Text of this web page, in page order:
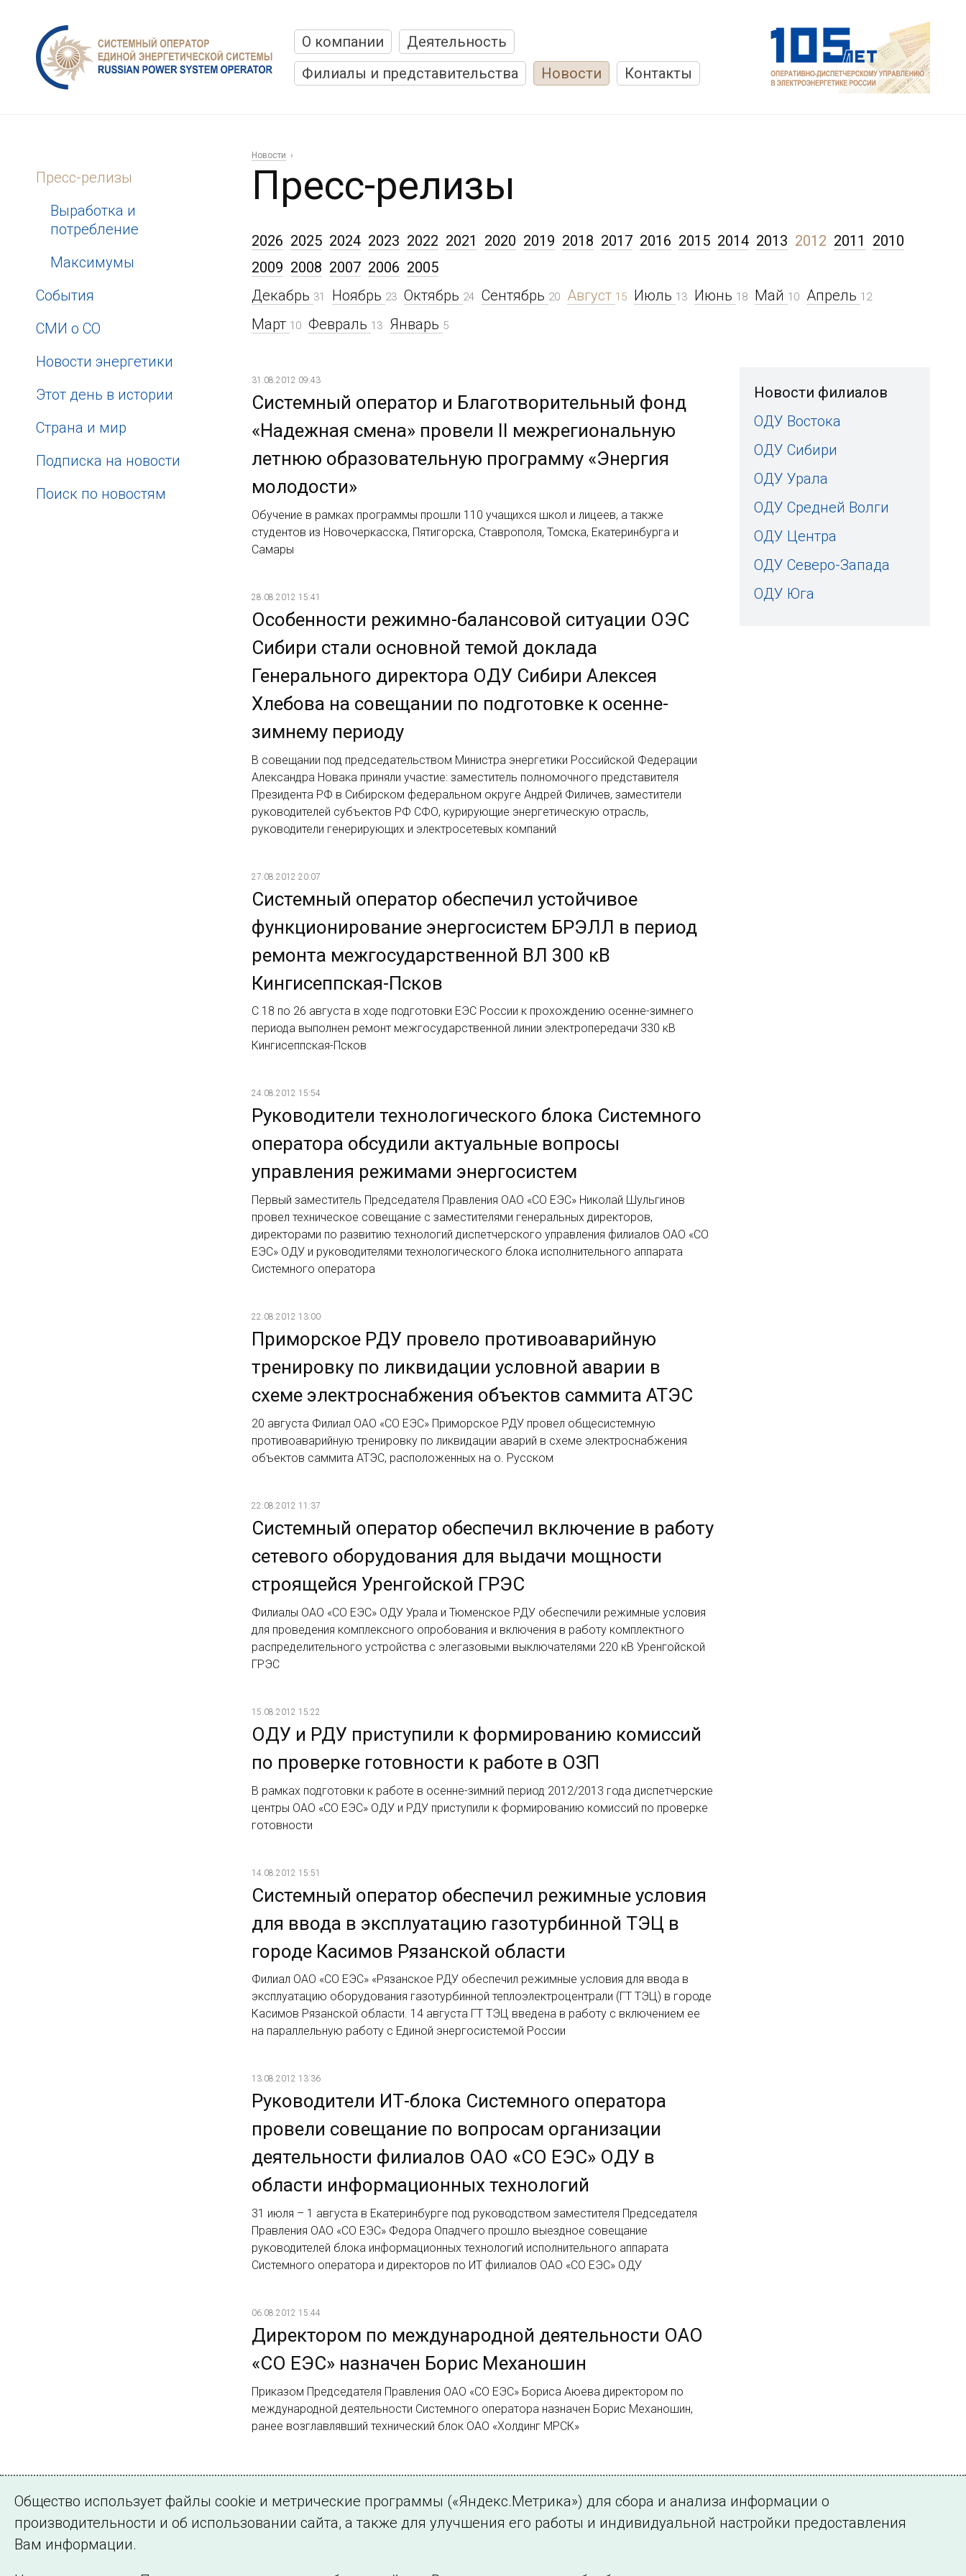
О компании
Деятельность
Филиалы и представительства
Новости Контакты
Пресс-релизы
Выработка и
потребление
Максимумы
События
СМИ о СО
Новости энергетики
Этот день в истории
Страна и мир
Подписка на новости
Поиск по новостям
Новости
Пресс-релизы
2026 2025 2024 2023 2022 2021 2020 2019 2018 2017 2016 2015 2014 2013 2012
Декабрь 31 Ноябрь 23 Октябрь 24 Сентябрь 20 Август 15 Июль 13 Июнь 18 Май 10 Апрель 12
Март 10 Февраль 13 Январь 5
2011
2010
2009 2008 2007 2006 2005
31.08.2012 09:43
Системный оператор и Благотворительный фонд
«Надежная смена» провели II межрегиональную
летнюю образовательную программу «Энергия
молодости»
Обучение в рамках программы прошли 110 учащихся школ и лицеев, а также
студентов из Новочеркасска, Пятигорска, Ставрополя, Томска, Екатеринбурга и
Самары
28.08.2012 15:41
Особенности режимно-балансовой ситуации ОЭС
Сибири стали основной темой доклада
Генерального директора ОДУ Сибири Алексея
Хлебова на совещании по подготовке к осенне-
зимнему периоду
В совещании под председательством Министра энергетики Российской Федерации
Александра Новака приняли участие: заместитель полномочного представителя
Президента РФ в Сибирском федеральном округе Андрей Филичев, заместители
руководителей субъектов РФ СФО, курирующие энергетическую отрасль,
руководители генерирующих и электросетевых компаний
27.08.2012 20:07
Системный оператор обеспечил устойчивое
функционирование энергосистем БРЭЛЛ в период
ремонта межгосударственной ВЛ 300 кВ
Кингисеппская-Псков
С 18 по 26 августа в ходе подготовки ЕЭС России к прохождению осенне-зимнего
периода выполнен ремонт межгосударственной линии электропередачи 330 кВ
Кингисеппская-Псков
24.08.2012 15:54
Руководители технологического блока Системного
оператора обсудили актуальные вопросы
управления режимами энергосистем
Первый заместитель Председателя Правления ОАО «СО ЕЭС» Николай Шульгинов
провел техническое совещание с заместителями генеральных директоров,
директорами по развитию технологий диспетчерского управления филиалов ОАО «СО
ЕЭС» ОДУ и руководителями технологического блока исполнительного аппарата
Системного оператора
22.08.2012 13:00
Приморское РДУ провело противоаварийную
тренировку по ликвидации условной аварии в
схеме электроснабжения объектов саммита АТЭС
20 августа Филиал ОАО «СО ЕЭС» Приморское РДУ провел общесистемную
противоаварийную тренировку по ликвидации аварий в схеме электроснабжения
объектов саммита АТЭС, расположенных на о. Русском
22.08.2012 11:37
Системный оператор обеспечил включение в работу
сетевого оборудования для выдачи мощности
строящейся Уренгойской ГРЭС
Филиалы ОАО «СО ЕЭС» ОДУ Урала и Тюменское РДУ обеспечили режимные условия
для проведения комплексного опробования и включения в работу комплектного
распределительного устройства с элегазовыми выключателями 220 кВ Уренгойской
ГРЭС
15.08.2012 15:22
ОДУ и РДУ приступили к формированию комиссий
по проверке готовности к работе в ОЗП
В рамках подготовки к работе в осенне-зимний период 2012/2013 года диспетчерские
центры ОАО «СО ЕЭС» ОДУ и РДУ приступили к формированию комиссий по проверке
готовности
14.08.2012 15:51
Системный оператор обеспечил режимные условия
для ввода в эксплуатацию газотурбинной ТЭЦ в
городе Касимов Рязанской области
Филиал ОАО «СО ЕЭС» «Рязанское РДУ обеспечил режимные условия для ввода в
эксплуатацию оборудования газотурбинной теплоэлектроцентрали (ГТ ТЭЦ) в городе
Касимов Рязанской области. 14 августа ГТ ТЭЦ введена в работу с включением ее
на параллельную работу с Единой энергосистемой России
13.08.2012 13:36
Руководители ИТ-блока Системного оператора
провели совещание по вопросам организации
деятельности филиалов ОАО «СО ЕЭС» ОДУ в
области информационных технологий
31 июля – 1 августа в Екатеринбурге под руководством заместителя Председателя
Правления ОАО «СО ЕЭС» Федора Опадчего прошло выездное совещание
руководителей блока информационных технологий исполнительного аппарата
Системного оператора и директоров по ИТ филиалов ОАО «СО ЕЭС» ОДУ
06.08.2012 15:44
Директором по международной деятельности ОАО
«СО ЕЭС» назначен Борис Механошин
Приказом Председателя Правления ОАО «СО ЕЭС» Бориса Аюева директором по
международной деятельности Системного оператора назначен Борис Механошин,
ранее возглавлявший технический блок ОАО «Холдинг МРСК»
Страница 1 из 2.
1 2 Далее
Новости филиалов
ОДУ Востока
ОДУ Сибири
ОДУ Урала
ОДУ Средней Волги
ОДУ Центра
ОДУ Северо-Запада
ОДУ Юга
Общество использует файлы cookie и метрические программы («Яндекс.Метрика») для сбора и анализа информации о
производительности и об использовании сайта, а также для улучшения его работы и индивидуальной настройки предоставления
Вам информации.